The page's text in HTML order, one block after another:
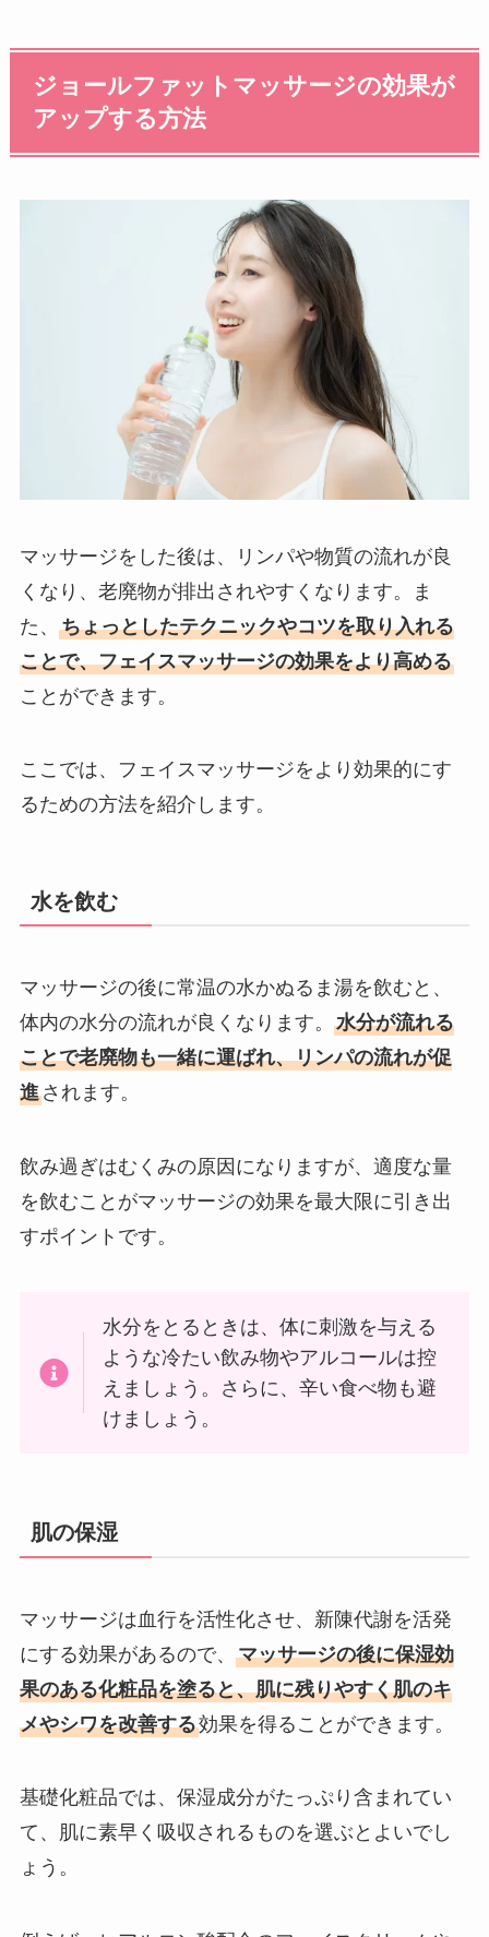
ジョールファットマッサージの効果が
アップする方法
マッサージをした後は、リンパや物質の流れが良
くなり、老廃物が排出されやすくなります。ま
た、 ちょっとしたテクニックやコツを取り入れる
ことで、フェイスマッサージの効果をより高める
ことができます。
ここでは、フェイスマッサージをより効果的にす
るための方法を紹介します。
水を飲む
マッサージの後に常温の水かぬるま湯を飲むと、
体内の水分の流れが良くなります。 水分が流れる
ことで老廃物も一緒に運ばれ、リンパの流れが促
進されます。
飲み過ぎはむくみの原因になりますが、適度な量
を飲むことがマッサージの効果を最大限に引き出
すポイントです。
水分をとるときは、体に刺激を与える
ような冷たい飲み物やアルコールは控
えましょう。さらに、辛い食べ物も避
けましょう。
肌の保湿
マッサージは血行を活性化させ、新陳代謝を活発
にする効果があるので、 マッサージの後に保湿効
果のある化粧品を塗ると、肌に残りやすく肌のキ
メやシワを改善する効果を得ることができます。
基礎化粧品では、保湿成分がたっぷり含まれてい
て、肌に素早く吸収されるものを選ぶとよいでし
ょう。